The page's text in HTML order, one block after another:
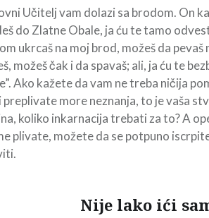
Učitelj vam dolazi sa brodom. On
do Zlatne Obale, ja ću te tamo
ukrcaš na moj brod, možeš da pevaš
možeš čak i da spavaš; ali, ja ću te
Ako kažete da vam ne treba ničija
preplivate more neznanja, to je vaša
koliko inkarnacija trebati za to? A
plivate, možete da se potpuno
Nije lako ići